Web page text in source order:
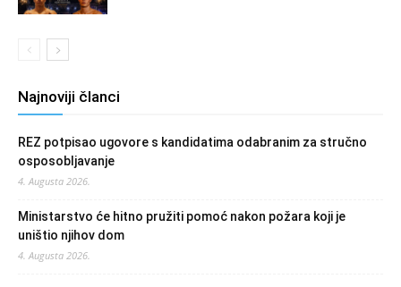
Najnoviji članci
REZ potpisao ugovore s kandidatima odabranim za stručno
osposobljavanje
4. Augusta 2026.
Ministarstvo će hitno pružiti pomoć nakon požara koji je
uništio njihov dom
4. Augusta 2026.